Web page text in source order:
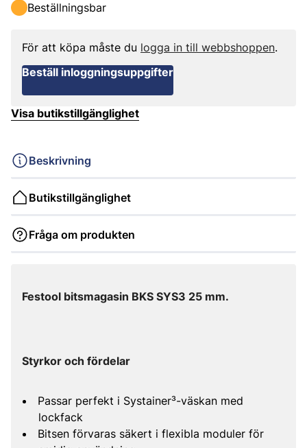
Beställningsbar
För att köpa måste du logga in till webbshoppen.
Beställ inloggningsuppgifter
Visa butikstillgänglighet
Beskrivning
Butikstillgänglighet
Fråga om produkten
Festool bitsmagasin BKS SYS3 25 mm.
Styrkor och fördelar
Passar perfekt i Systainer³-väskan med
lockfack
Bitsen förvaras säkert i flexibla moduler för